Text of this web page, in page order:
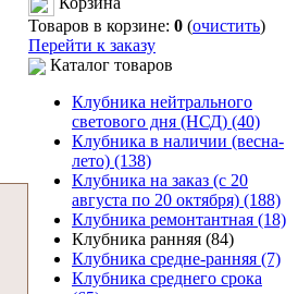
Товаров в корзине: 0 (очистить)
Перейти к заказу
Каталог товаров
Клубника нейтрального
светового дня (НСД) (40)
Клубника в наличии (весна-
лето) (138)
Клубника на заказ (с 20
августа по 20 октября) (188)
Клубника ремонтантная (18)
Клубника ранняя (84)
Клубника средне-ранняя (7)
Клубника среднего срока